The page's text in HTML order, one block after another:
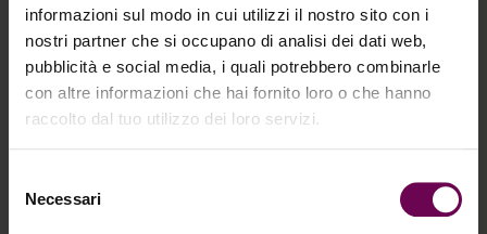
informazioni sul modo in cui utilizzi il nostro sito con i
nostri partner che si occupano di analisi dei dati web,
pubblicità e social media, i quali potrebbero combinarle
con altre informazioni che hai fornito loro o che hanno
raccolto dal tuo utilizzo dei loro servizi.
delNecessari
Prima delle sedute:Il medico stabilisce il
protocollo più adatto alle tue esigenze,
selezionando il Prodotto Professionale
WiQo indicato. In questa fase vengono
Durante la seduta: